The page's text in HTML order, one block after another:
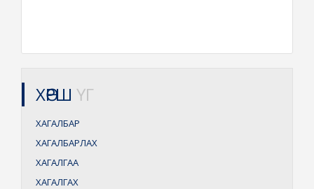
ХӨРШ ҮГ
ХАГАЛБАР
ХАГАЛБАРЛАХ
ХАГАЛГАА
ХАГАЛГАХ